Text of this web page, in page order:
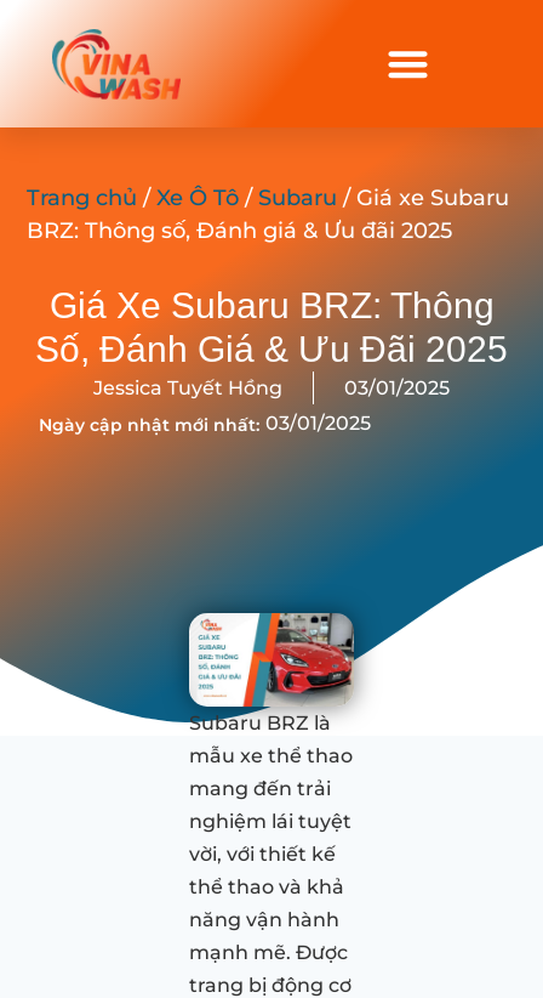
Trang chủ /Xe Ô Tô /Subaru / Giá xe Subaru
BRZ: Thông số, Đánh giá & Ưu đãi 2025
Giá Xe Subaru BRZ: Thông
Số, Đánh Giá & Ưu Đãi 2025
Jessica Tuyết Hồng 03/01/2025
Ngày cập nhật mới nhất: 03/01/2025
Subaru BRZ là
mẫu xe thể thao
mang đến trải
nghiệm lái tuyệt
vời, với thiết kế
thể thao và khả
năng vận hành
mạnh mẽ. Được
trang bị động cơ